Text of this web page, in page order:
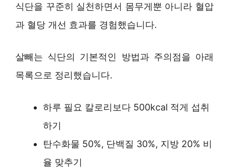
식단을 꾸준히 실천하면서 몸무게뿐 아니라 혈압
과 혈당 개선 효과를 경험했습니다.
살빼는 식단의 기본적인 방법과 주의점을 아래
목록으로 정리했습니다.
하루 필요 칼로리보다 500kcal 적게 섭취
하기
탄수화물 50%, 단백질 30%, 지방 20% 비
율 맞추기